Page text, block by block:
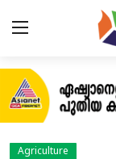
Home
Agriculture